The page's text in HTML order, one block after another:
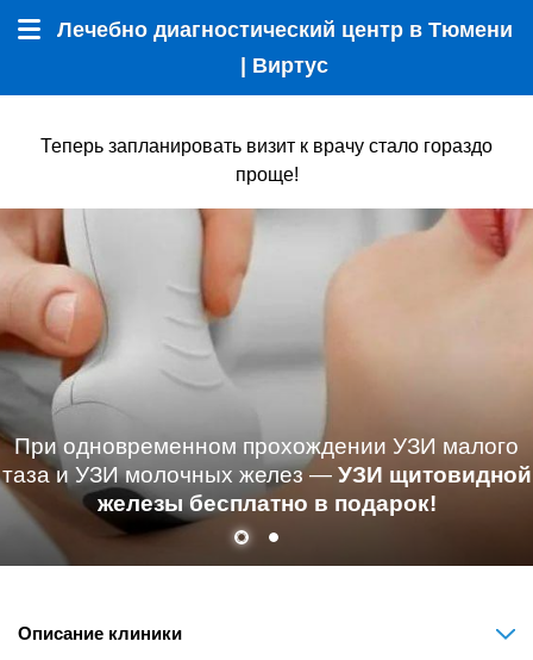
Лечебно диагностический центр в Тюмени
| Виртус
Теперь запланировать визит к врачу стало гораздо
проще!
При одновременном прохождении УЗИ малого
таза и УЗИ молочных желез — УЗИ щитовидной
железы бесплатно в подарок!
Описание клиники